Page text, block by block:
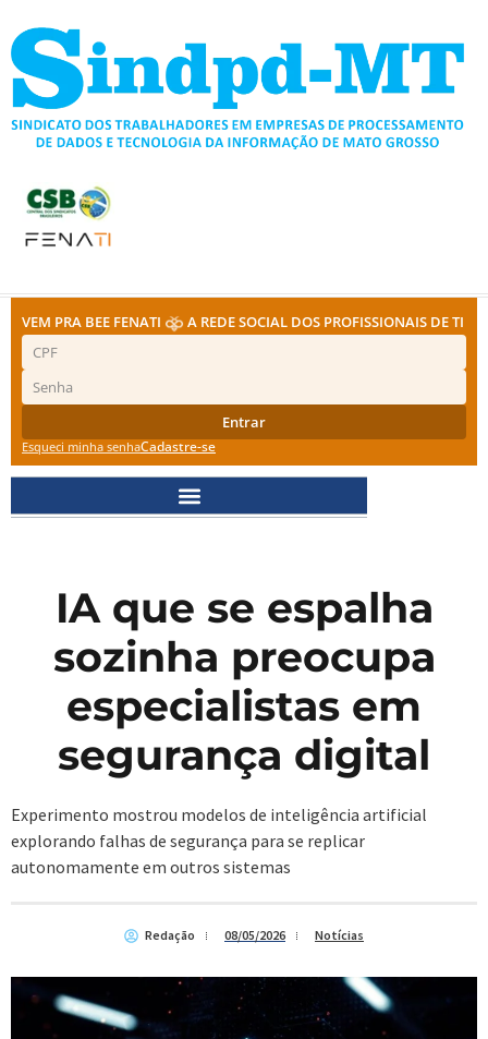
para
conteúdo
VEM PRA BEE FENATI A REDE SOCIAL DOS PROFISSIONAIS DE TI
Entrar
Esqueci minha senhaCadastre-se
IA que se espalha
sozinha preocupa
especialistas em
segurança digital
Experimento mostrou modelos de inteligência artificial
explorando falhas de segurança para se replicar
autonomamente em outros sistemas
Redação 08/05/2026 Notícias